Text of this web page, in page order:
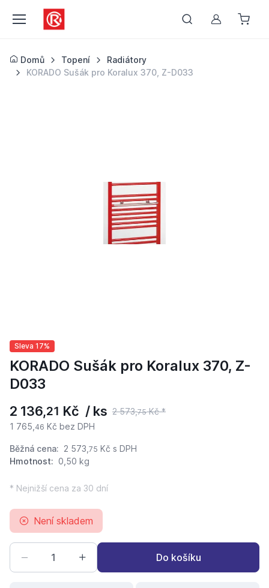
Můj účet
Domů Topení
Radiátory
KORADO Sušák pro Koralux 370, Z-D033
Sleva 17%
KORADO Sušák pro Koralux 370, Z-
D033
2 136,21 Kč / ks 2 573,75Kč *
1 765, 46 Kč bez DPH
Běžná cena: 2 573, 75 Kč s DPH
Hmotnost: 0,50 kg
* Nejnižší cena za 30 dní
Není skladem
Do košíku